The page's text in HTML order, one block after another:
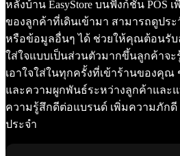
หลังบ้าน EasyStore บนฟังก์ชั่น POS
ของลูกค้าที่เดินเข้ามา สามารถดูปร
หรือข้อมูลอื่นๆ ได้ ช่วยให้คุณต้อนรับ
ใส่ใจแบบเป็นส่วนตัวมากขึ้นลูกค้าจ
เอาใจใส่ในทุกครั้งที่เข้าร้านของคุ
และความผูกพันธ์ระหว่างลูกค้าและ
ความรู้สึกดีต่อแบรนด์ เพิ่มความภักดี
ประจำ